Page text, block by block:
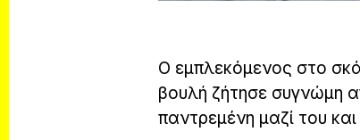
Ο εμπλεκόμενος στο
βουλή ζήτησε συγνώμη
παντρεμένη μαζί του